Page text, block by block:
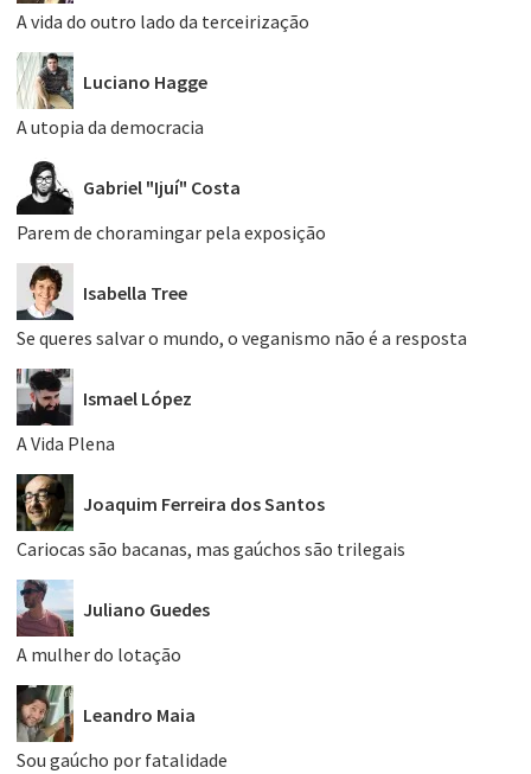
A vida do outro lado da terceirização
Luciano Hagge
A utopia da democracia
Gabriel "Ijuí" Costa
Parem de choramingar pela exposição
Isabella Tree
Se queres salvar o mundo, o veganismo não é a resposta
Ismael López
A Vida Plena
Joaquim Ferreira dos Santos
Cariocas são bacanas, mas gaúchos são trilegais
Juliano Guedes
A mulher do lotação
Leandro Maia
Sou gaúcho por fatalidade